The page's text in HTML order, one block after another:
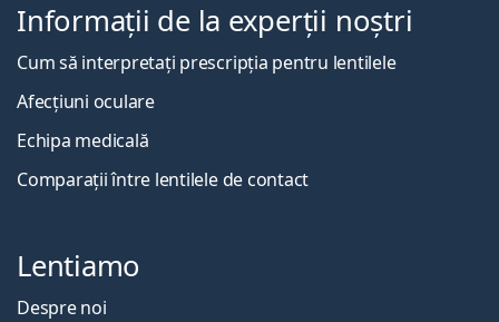
Informații de la experții noștri
Cum să interpretați prescripția pentru lentilele
Afecțiuni oculare
Echipa medicală
Comparații între lentilele de contact
Lentiamo
Despre noi